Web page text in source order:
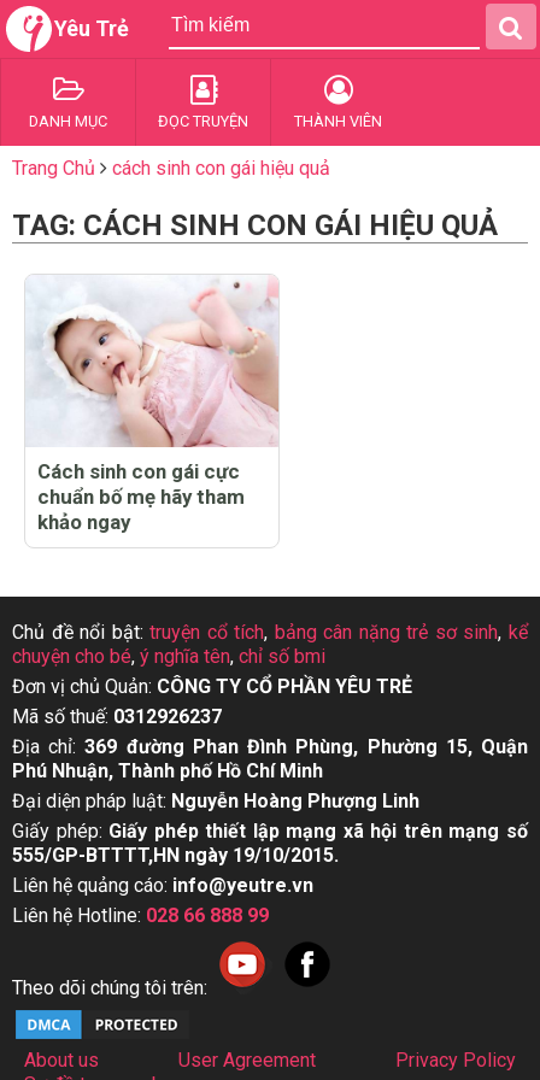
Yêu Trẻ
DANH MỤC ĐỌC TRUYỆN THÀNH VIÊN
Trang Chủ cách sinh con gái hiệu quả
TAG: CÁCH SINH CON GÁI HIỆU QUẢ
Cách sinh con gái cực
chuẩn bố mẹ hãy tham
khảo ngay
Chủ đề nổi bật:truyện cổ tích, bảng cân nặng trẻ sơ sinh,kể
chuyện cho bé, ý nghĩa tên, chỉ số bmi
Đơn vị chủ Quản: CÔNG TY CỔ PHẦN YÊU TRẺ
Mã số thuế: 0312926237
Địa chỉ:369 đường Phan Đình Phùng, Phường 15, Quận
Phú Nhuận, Thành phố Hồ Chí Minh
Đại diện pháp luật: Nguyễn Hoàng Phượng Linh
Giấy phép: Giấy phép thiết lập mạng xã hội trên mạng số
555/GP-BTTTT,HN ngày 19/10/2015.
Liên hệ quảng cáo: info@yeutre.vn
Liên hệ Hotline: 028 66 888 99
Theo dõi chúng tôi trên:
About us User Agreement
Privacy Policy